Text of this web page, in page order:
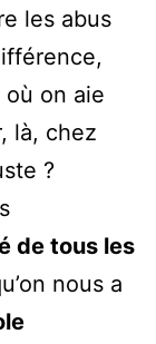
les abus
on aie
là, chez
?
de tous les
nous a